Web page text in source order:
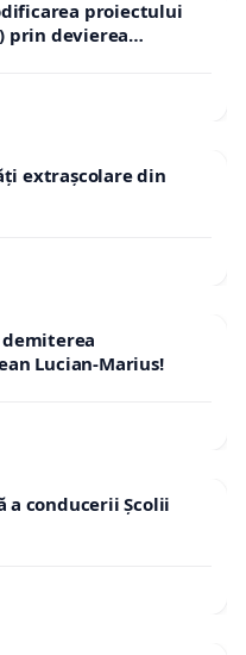
proiectului
prin devierea
extrașcolare din
demiterea
Lucian-Marius!
conducerii Școlii